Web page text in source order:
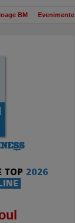
BM Evenimente